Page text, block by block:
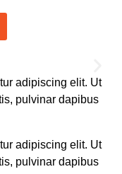
adipiscing elit. Ut
pulvinar dapibus
adipiscing elit. Ut
pulvinar dapibus